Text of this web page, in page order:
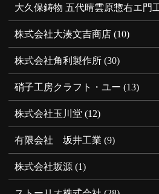
大久保鋳物 五代晴雲原惣右エ門
株式会社大湊文吉商店 (10)
株式会社角利製作所 (30)
硝子工房クラフト・ユー (13)
株式会社玉川堂 (12)
有限会社 坂井工業 (9)
株式会社坂源 (1)